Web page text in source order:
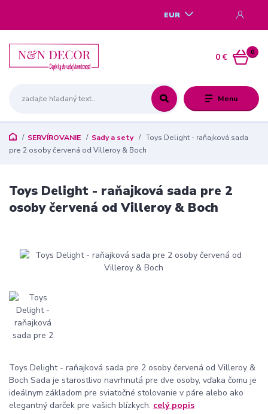
Menu
EUR
0
0 €
SERVÍROVANIE Sady a sety
Toys Delight - raňajková sada
pre 2 osoby červená od Villeroy & Boch
Toys Delight - raňajková sada pre 2
osoby červená od Villeroy & Boch
Toys Delight - raňajková sada pre 2 osoby červená od Villeroy &
Boch Sada je starostlivo navrhnutá pre dve osoby, vďaka čomu je
ideálnym základom pre sviatočné stolovanie v páre alebo ako
elegantný darček pre vašich blízkych. celý popis